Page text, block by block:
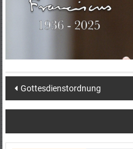
Post
navigation
Gottesdienstordnung